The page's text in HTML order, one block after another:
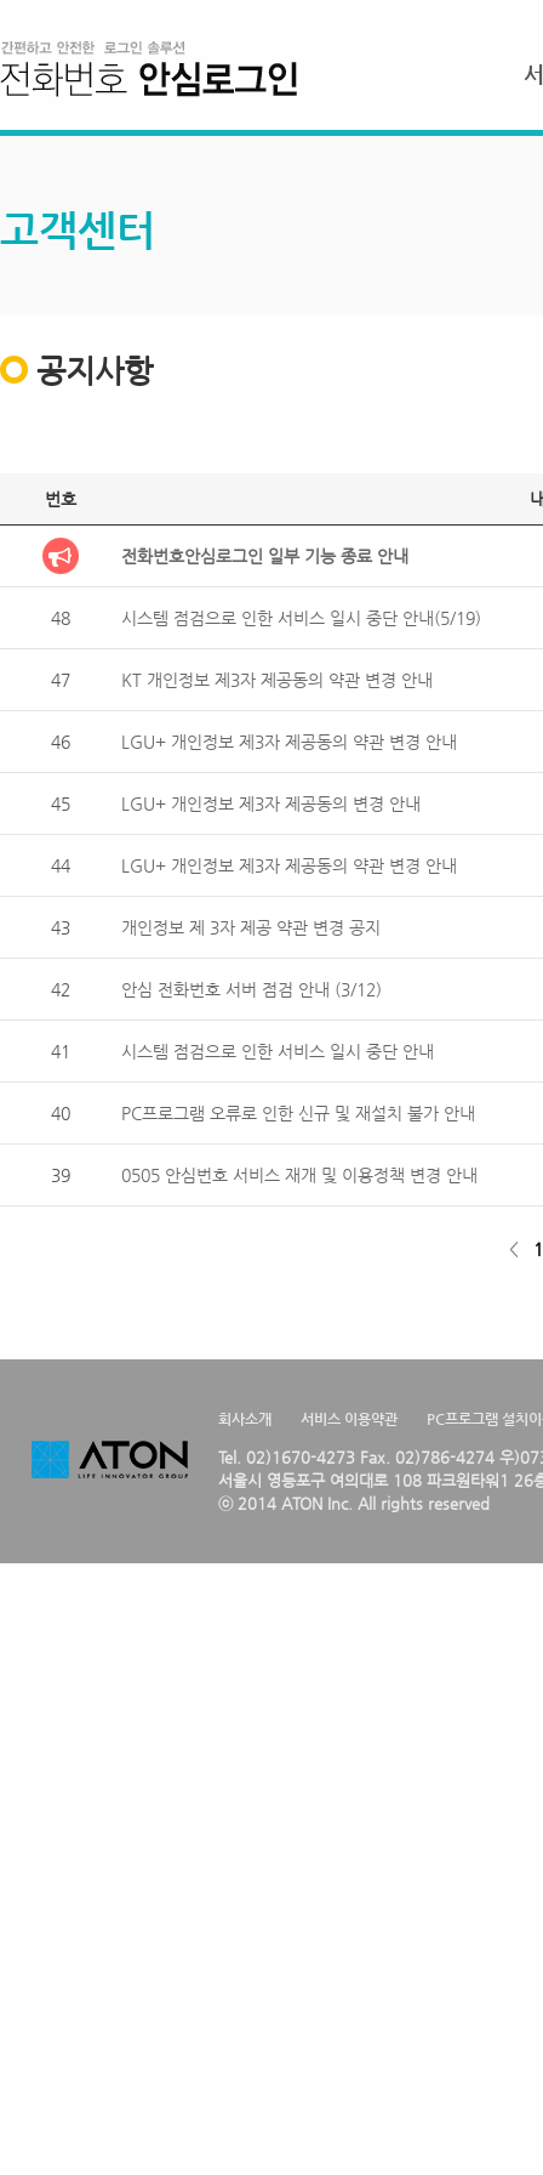
고객센터
공지사항
번호
전화번호안심로그인 일부 기능 종료 안내
48 시스템 점검으로 인한 서비스 일시 중단 안내(5/19)
47 KT 개인정보 제3자 제공동의 약관 변경 안내
46 LGU+ 개인정보 제3자 제공동의 약관 변경 안내
45 LGU+ 개인정보 제3자 제공동의 변경 안내
44 LGU+ 개인정보 제3자 제공동의 약관 변경 안내
43 개인정보 제 3자 제공 약관 변경 공지
42 안심 전화번호 서버 점검 안내 (3/12)
41 시스템 점검으로 인한 서비스 일시 중단 안내
40 PC프로그램 오류로 인한 신규 및 재설치 불가 안내
39 0505 안심번호 서비스 재개 및 이용정책 변경 안내
< 1
회사소개 서비스 이용약관 PC프로그램 설치
Tel. 02)1670-4273 Fax. 02)786-4274 우
서울시 영등포구 여의대로 108 파크원타워1 26
ⓒ 2014 ATON Inc. All rights reserved